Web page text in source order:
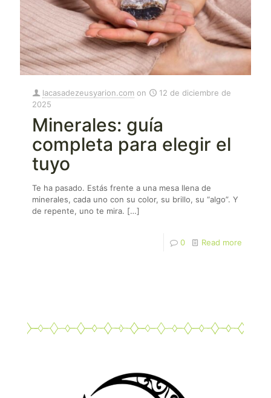
lacasadezeusyarion.com on
12 de diciembre de
2025
Minerales: guía
completa para elegir el
tuyo
Te ha pasado. Estás frente a una mesa llena de
minerales, cada uno con su color, su brillo, su “algo”. Y
de repente, uno te mira. […]
0 Read more